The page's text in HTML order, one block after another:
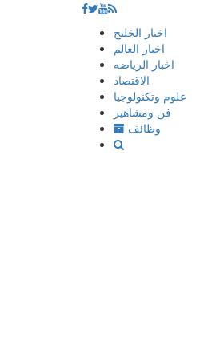
إذهب
المحتوى
اخبار الخليج
اخبار العالم
اخبار الرياضه
الاقتصاد
علوم وتكنولوجيا
فن ومشاهير
وظائف